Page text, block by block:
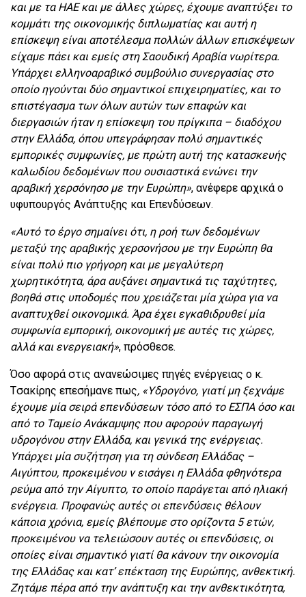
και με τα ΗΑΕ και με άλλες χώρες, έχουμε αναπτύξει το
κομμάτι της οικονομικής διπλωματίας και αυτή η
επίσκεψη είναι αποτέλεσμα πολλών άλλων επισκέψεων
είχαμε πάει και εμείς στη Σαουδική Αραβία νωρίτερα.
Υπάρχει ελληνοαραβικό συμβούλιο συνεργασίας στο
οποίο ηγούνται δύο σημαντικοί επιχειρηματίες, και το
επιστέγασμα των όλων αυτών των επαφών και
διεργασιών ήταν η επίσκεψη του πρίγκιπα – διαδόχου
στην Ελλάδα, όπου υπεγράφησαν πολύ σημαντικές
εμπορικές συμφωνίες, με πρώτη αυτή της κατασκευής
καλωδίου δεδομένων που ουσιαστικά ενώνει την
αραβική χερσόνησο με την Ευρώπη», ανέφερε αρχικά ο
υφυπουργός Ανάπτυξης και Επενδύσεων.
«Αυτό το έργο σημαίνει ότι, η ροή των δεδομένων
μεταξύ της αραβικής χερσονήσου με την Ευρώπη θα
είναι πολύ πιο γρήγορη και με μεγαλύτερη
χωρητικότητα, άρα αυξάνει σημαντικά τις ταχύτητες,
βοηθά στις υποδομές που χρειάζεται μία χώρα για να
αναπτυχθεί οικονομικά. Άρα έχει εγκαθιδρυθεί μία
συμφωνία εμπορική, οικονομική με αυτές τις χώρες,
αλλά και ενεργειακή», πρόσθεσε.
Όσο αφορά στις ανανεώσιμες πηγές ενέργειας ο κ.
Tσακίρης επεσήμανε πως, «Υδρογόνο, γιατί μη ξεχνάμε
έχουμε μία σειρά επενδύσεων τόσο από το ΕΣΠΑ όσο και
από το Ταμείο Ανάκαμψης που αφορούν παραγωγή
υδρογόνου στην Ελλάδα, και γενικά της ενέργειας.
Υπάρχει μία συζήτηση για τη σύνδεση Ελλάδας –
Αιγύπτου, προκειμένου ν εισάγει η Ελλάδα φθηνότερα
ρεύμα από την Αίγυπτο, το οποίο παράγεται από ηλιακή
ενέργεια. Προφανώς αυτές οι επενδύσεις θέλουν
κάποια χρόνια, εμείς βλέπουμε στο ορίζοντα 5 ετών,
προκειμένου να τελειώσουν αυτές οι επενδύσεις, οι
οποίες είναι σημαντικό γιατί θα κάνουν την οικονομία
της Ελλάδας και κατ’ επέκταση της Ευρώπης, ανθεκτική.
Ζητάμε πέρα από την ανάπτυξη και την ανθεκτικότητα,